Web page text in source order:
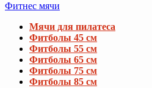
Фитнес мячи
Мячи для пилатеса
Фитболы 45 см
Фитболы 55 см
Фитболы 65 см
Фитболы 75 см
Фитболы 85 см